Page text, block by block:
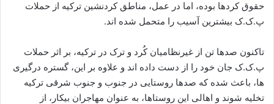
حقوق کردها بوده، اما در عمل، مناطق کردنشین ترکیه از حملات
پ.ک.ک بیشترین آسیب را متحمل شده اند.
تاکنون صدها تن از غیرنظامیان کُرد و ترک در ترکیه، بر اثر حملات
پ.ک.ک جان خود را از دست داده اند و علاوه بر این، گستره درگیری
ها، باعث شده که صدها روستایی در جنوب و جنوب شرقی ترکیه
تخلیه شوند و اهالی این روستاها، به عنوان مهاجران بیکار، از